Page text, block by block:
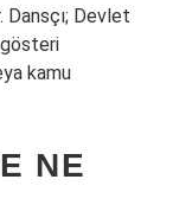
Dansçı; Devlet
kamu
NE